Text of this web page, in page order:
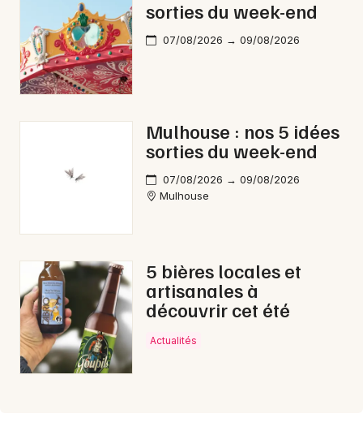
sorties du week-end
07/08/2026 → 09/08/2026
Mulhouse : nos 5 idées
sorties du week-end
07/08/2026 → 09/08/2026
Mulhouse
5 bières locales et
artisanales à
découvrir cet été
Actualités